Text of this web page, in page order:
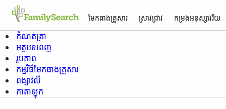
មែកធាង​គ្រួសារ ស្រាវជ្រាវ កម្រង​អនុស្សាវរីយ
កំណត់​ត្រា
អត្ថបទ​ពេញ
រូបភាព
កម្មវិធី​មែក​ធាង​គ្រួសារ
ពង្សាវលី
កាតាឡុក